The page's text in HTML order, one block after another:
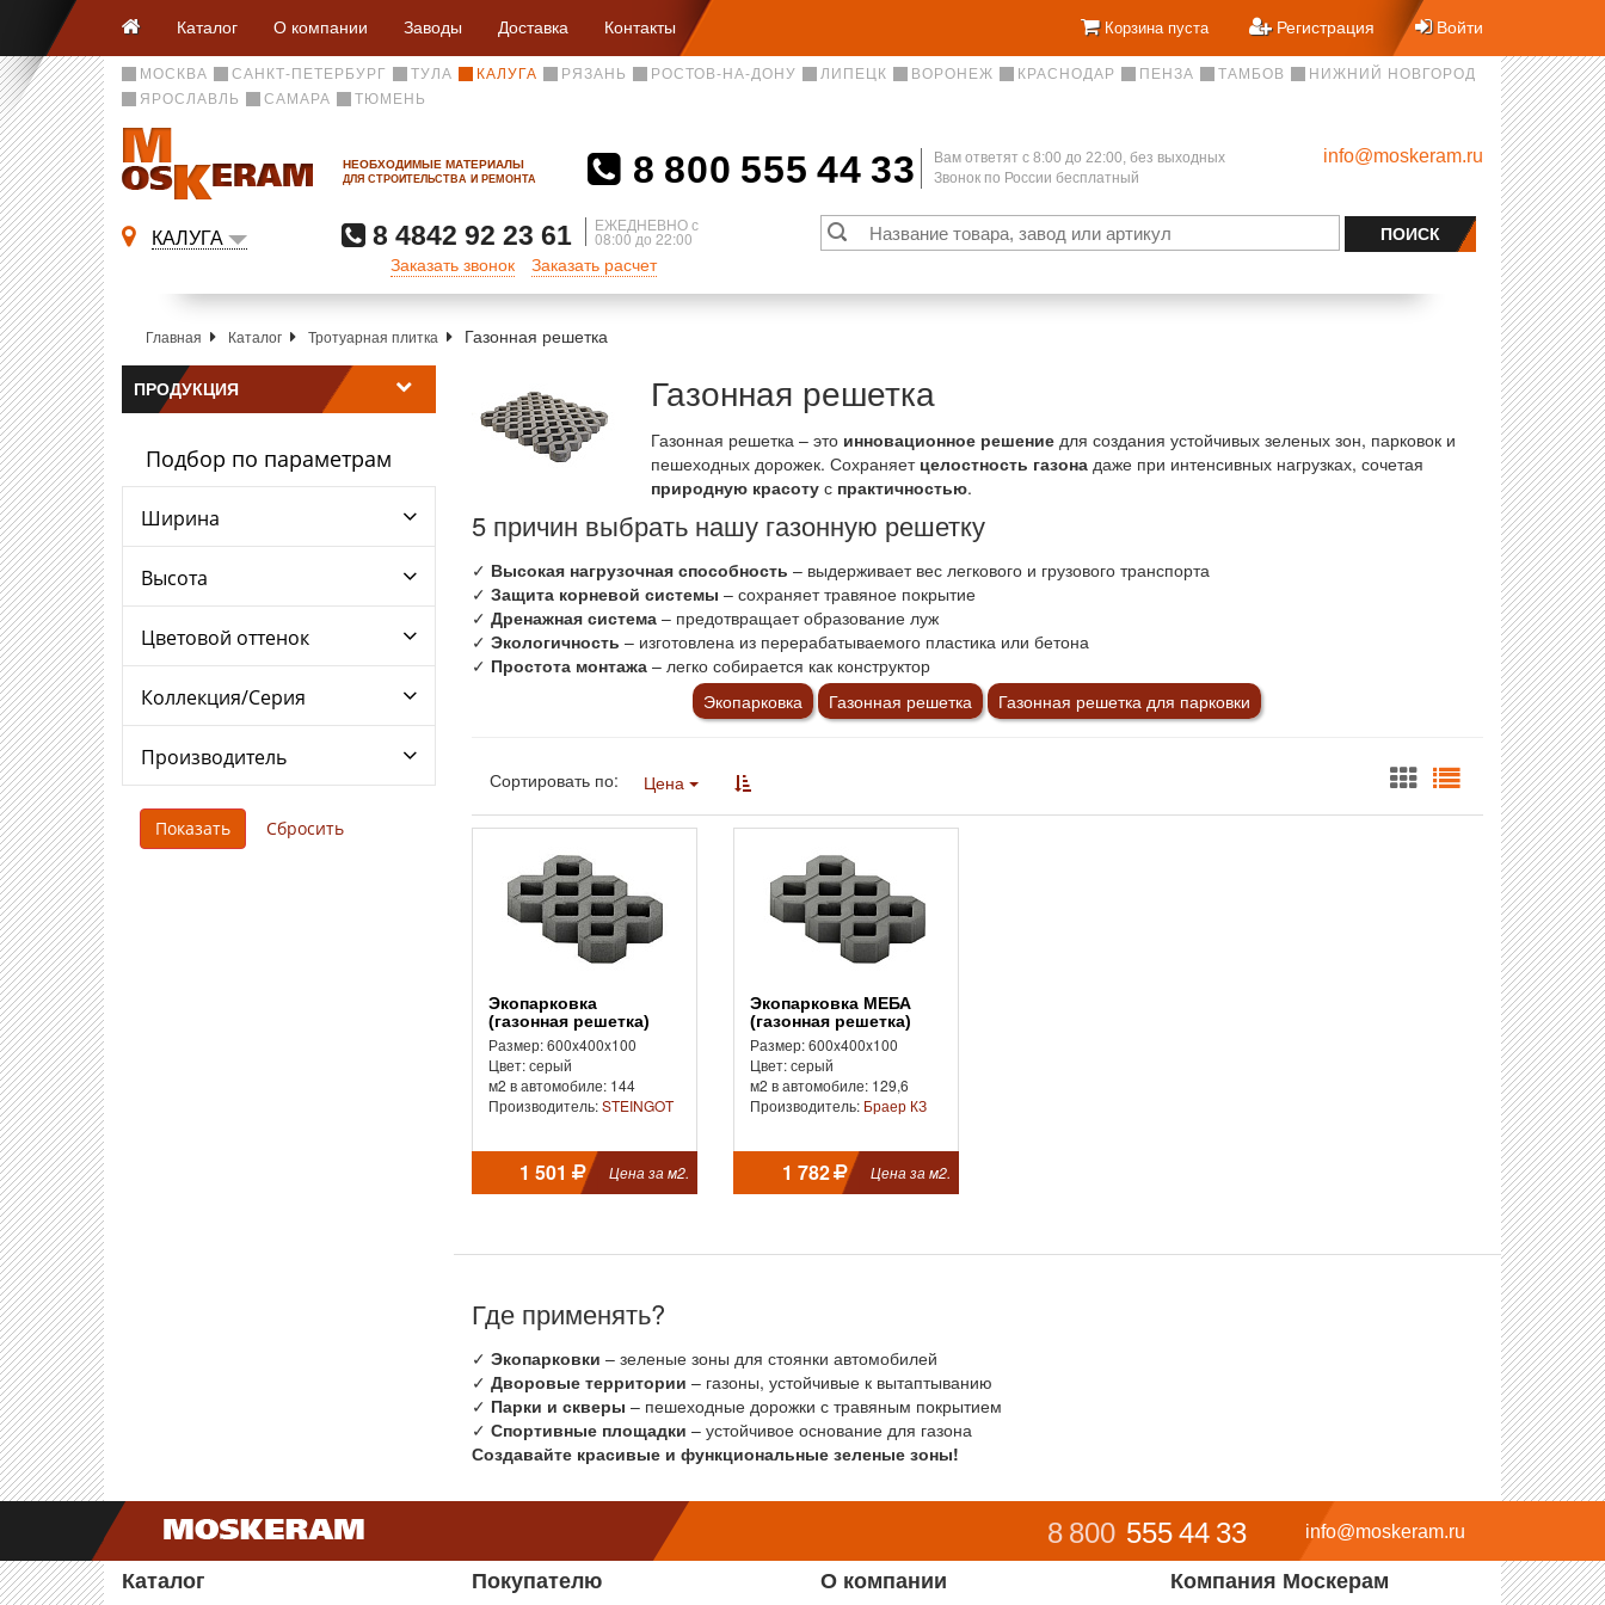
Каталог О компании Заводы Доставка Контакты Корзина пуста Регистрация Войти
МОСКВА САНКТ-ПЕТЕРБУРГ ТУЛА КАЛУГА РЯЗАНЬ РОСТОВ-НА-ДОНУ ЛИПЕЦК ВОРОНЕЖ КРАСНОДАР ПЕНЗА ТАМБОВ
НИЖНИЙ НОВГОРОД
ЯРОСЛАВЛЬ
САМАРА ТЮМЕНЬ
НЕОБХОДИМЫЕ МАТЕРИАЛЫ
ДЛЯ СТРОИТЕЛЬСТВА И РЕМОНТА 8 800 555 44 33
Вам ответят c 8:00 до 22:00, без выходных
Звонок по России бесплатный
info@moskeram.ru
КАЛУГА 8 4842 92 23 61 ЕЖЕДНЕВНО с
08:00 до 22:00
Заказать звонок Заказать расчет
Главная Каталог Тротуарная плитка Газонная решетка
ПРОДУКЦИЯ
Подбор по параметрам
Ширина
Высота
Цветовой оттенок
Коллекция/Серия
Производитель
Газонная решетка
Газонная решетка – это инновационное решениедля создания устойчивых зеленых зон, парковок и
пешеходных дорожек. Сохраняет целостность газонадаже при интенсивных нагрузках, сочетая
природную красотус практичностью.
5 причин выбрать нашу газонную решетку
✓ Высокая нагрузочная способность – выдерживает вес легкового и грузового транспорта
✓ Защита корневой системы – сохраняет травяное покрытие
✓ Дренажная система– предотвращает образование луж
✓ Экологичность – изготовлена из перерабатываемого пластика или бетона
✓ Простота монтажа– легко собирается как конструктор
Экопарковка
Газонная решетка Газонная решетка для парковки
Сортировать по: Цена
Экопарковка
(газонная решетка)
Размер: 600x400x100
Цвет: серый
м2 в автомобиле: 144
Производитель:STEINGOT
1 501 Цена за м2.
Экопарковка МЕБА
(газонная решетка)
Размер: 600x400x100
Цвет: серый
м2 в автомобиле: 129,6
Производитель: Браер КЗ
1 782 Цена за м2.
Где применять?
✓ Экопарковки – зеленые зоны для стоянки автомобилей
✓ Дворовые территории – газоны, устойчивые к вытаптыванию
✓ Парки и скверы – пешеходные дорожки с травяным покрытием
✓ Спортивные площадки – устойчивое основание для газона
Создавайте красивые и функциональные зеленые зоны!
info@moskeram.ru
8 800 555 44 33
Каталог Покупателю О компании Компания Москерам